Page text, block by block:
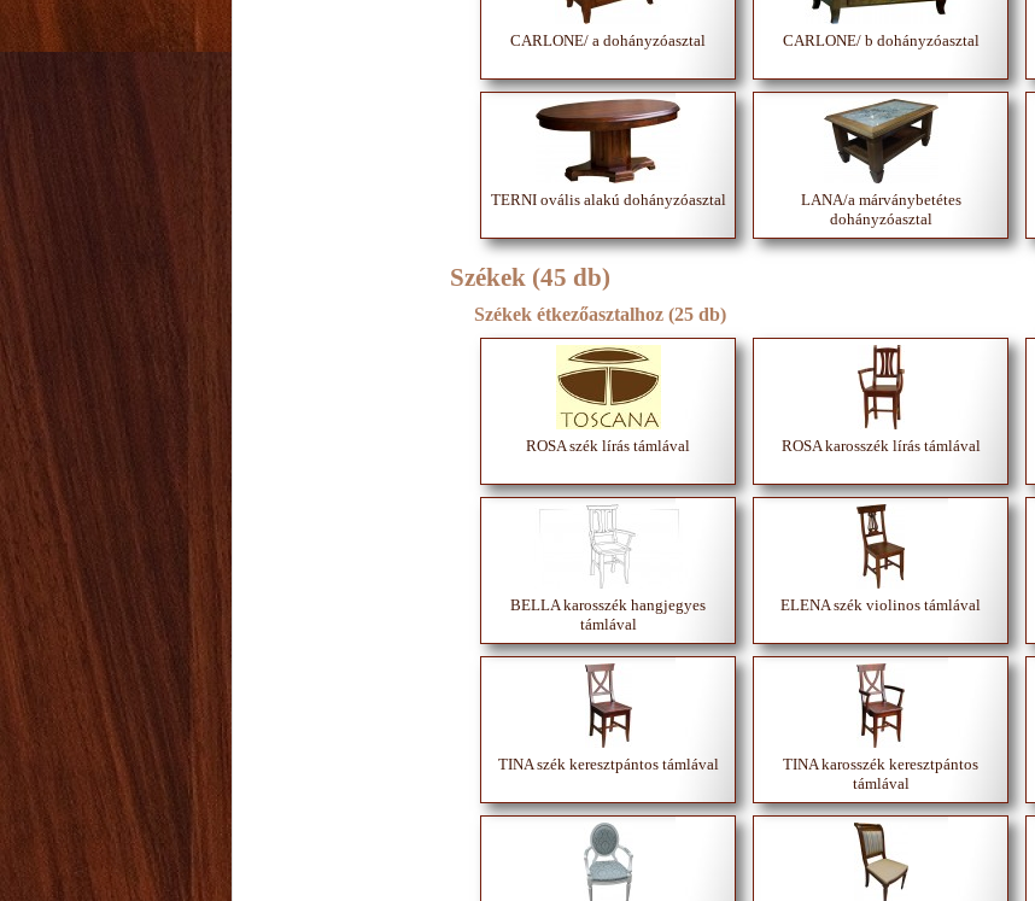
CARLONE/ a dohányzóasztal CARLONE/ b dohányzóasztal
TERNI ovális alakú dohányzóasztal
LANA/a márványbetétes
dohányzóasztal
Székek (45 db)
Székek étkezőasztalhoz (25 db)
ROSA szék lírás támlával ROSA karosszék lírás támlával
BELLA karosszék hangjegyes
támlával
ELENA szék violinos támlával
TINA szék keresztpántos támlával
TINA karosszék keresztpántos
támlával